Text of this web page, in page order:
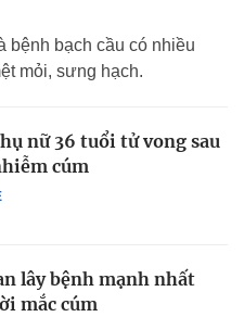
bệnh bạch cầu có nhiều
mỏi, sưng hạch.
nữ 36 tuổi tử vong sau
cúm
lây bệnh mạnh nhất
mắc cúm